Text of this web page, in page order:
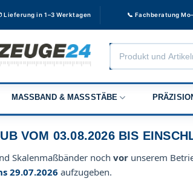
Lieferung in 1–3 Werktagen 📞 Fachberatung
Products
search
MASSBAND & MASSSTÄBE
VOM 03.08.2026 BIS
Skalenmaßbänder noch vor unserem
29.07.2026 aufzugeben.